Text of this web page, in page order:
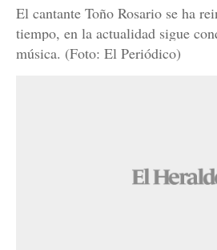
El cantante Toño Rosario se ha
tiempo, en la actualidad sigue
música. (Foto: El Periódico)